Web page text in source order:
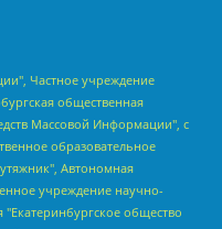
современного искусства "Типография", Моргенштерн Алишер Тагирович, Соболь Любовь Эдуардовна, Общество с ограниченной ответственностью "ЛИЗА НОРМ", Каспаров Гарри Кимович, Ходорковский Михаил Борисович, Общество с ограниченной ответственностью "Апрельские тезисы", Данилович Ирина Брониславовна, Кашин Олег Владимирович, Петров Николай Владимирович, Пивоваров Алексей Владимирович, Соколов Михаил Владимирович, Цветкова Юлия Владимировна, Чичваркин Евгений Александрович, Комитет против пыток/Команда против пыток, Общество с ограниченной ответственностью "Первый научный", Общество с ограниченной ответственностью "Вертолет и ко", Белоцерковская Вероника Борисовна, Кац Максим Евгеньевич, Лазарева Татьяна Юрьевна, Шаведдинов Руслан Табризович, Яшин Илья Валерьевич, Общество с ограниченной ответственностью "Иноагент ААВ", Алешковский Дмитрий Петрович, Альбац Евгения Марковна, Быков Дмитрий Львович, Галямина Юлия Евгеньевна, Лойко Сергей Леонидович, Мартынов Кирилл Константинович, Медведев Сергей Александрович, Крашенинников Федор Геннадиевич, Гордеева Катерина Вл